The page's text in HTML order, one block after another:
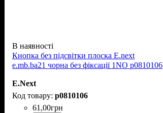
В наявності
Кнопка без підсвітки плоска E.next
e.mb.ba21 чорна без фіксації 1NO p0810106
E.Next
p0810106
61 ,00грн